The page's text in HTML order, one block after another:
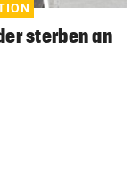
sterben an